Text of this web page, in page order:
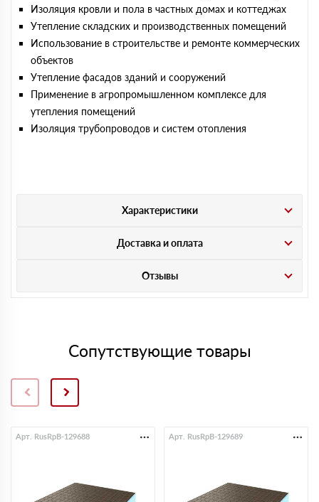
Изоляция кровли и пола в частных домах и коттеджах
Утепление складских и производственных помещений
Использование в строительстве и ремонте коммерческих
объектов
Утепление фасадов зданий и сооружений
Применение в агропромышленном комплексе для
утепления помещений
Изоляция трубопроводов и систем отопления
Характеристики
Доставка и оплата
Отзывы
Сопутствующие товары
Арт. RusRpB-129688 Арт. RusRpB-129689